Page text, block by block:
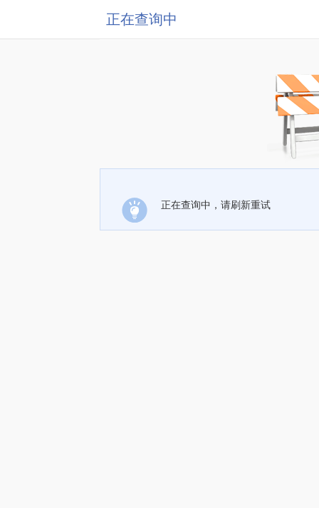
正在查询中
正在查询中，请刷新重试